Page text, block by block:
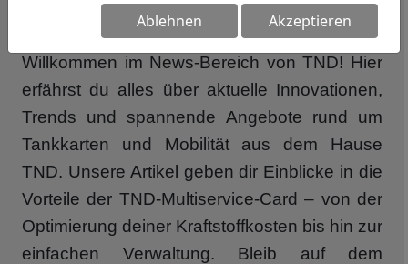
Willkommen im News-Bereich von TND! Hier
erfährst du alles über aktuelle Innovationen,
Trends und spannende Angebote rund um
Tankkarten und Mobilität aus dem Hause
TND. Unsere Artikel geben dir Einblicke in die
Vorteile der TND-Multiservice-Card – von der
Optimierung deiner Kraftstoffkosten bis hin zur
einfachen Verwaltung. Bleib auf dem
Ablehnen Akzeptieren